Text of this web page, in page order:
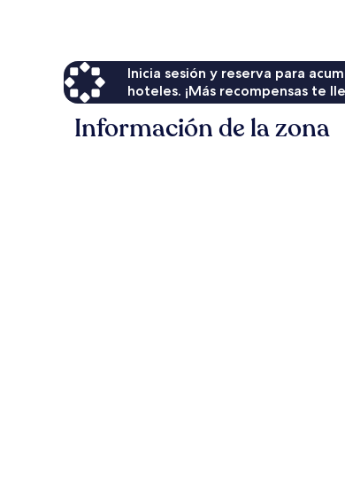
Inicia sesión y reserva para
hoteles. ¡Más recompensas te
Información de la zona